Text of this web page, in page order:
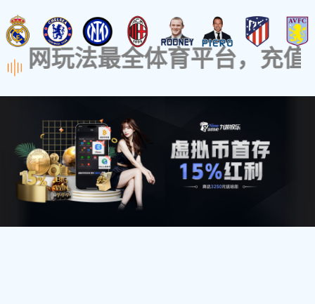
主办单位：中国品牌建设促进会、中央